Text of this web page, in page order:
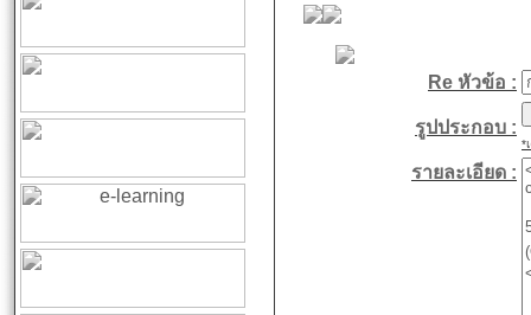
Re หัวข้อ :
รูปประกอบ :
*
รายละเอียด :